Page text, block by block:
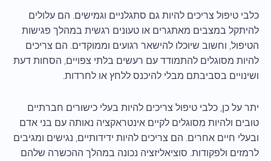
כלבי טיפול צריכים להיות גם סתגלניים וגמישים. הם עלולים
להיתקל במצבים מאתגרים או טעונים רגשית במהלך פגישות
הטיפול, וחשוב שיוכלו להישאר רגועים וממוקדים. הם צריכים
להיות מסוגלים להתמודד עם רעשים בלתי צפויים, הסחות דעת
ושינויים בסביבתם מבלי להיכנס ללחץ או לחרדות.
יתר על כן, כלבי טיפול צריכים להיות בעלי כישורים חברתיים
טובים ולהיות מסוגלים לקיים אינטראקציה נאותה עם בני אדם
ובעלי חיים אחרים. הם צריכים להיות ידידותיים, נגישים ומגיבים
לרמזים ולפקודות. סוציאליזציה נכונה במהלך ההכשרה שלהם